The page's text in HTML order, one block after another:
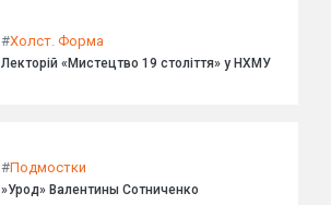
#Холст. Форма
Лекторій «Мистецтво 19 століття» у НХМУ
#Подмостки
»Урод» Валентины Сотниченко